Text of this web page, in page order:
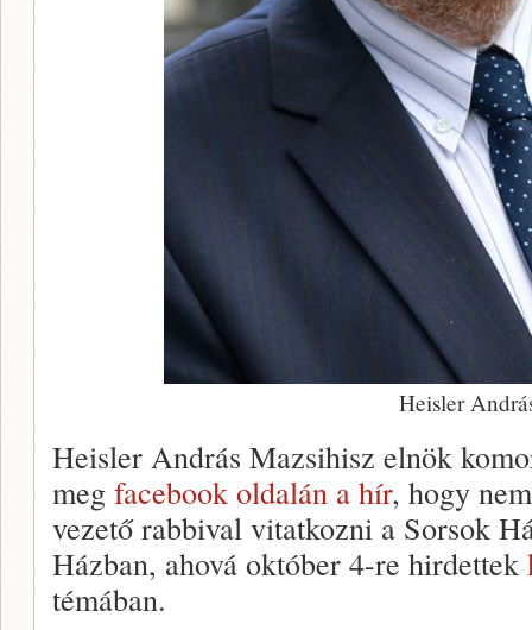
Heisler
Heisler András Mazsihisz elnök
meg facebook oldalán a hír, hogy
vezető rabbival vitatkozni a Sorsok
Házban, ahová október 4-re hirdettek
témában.